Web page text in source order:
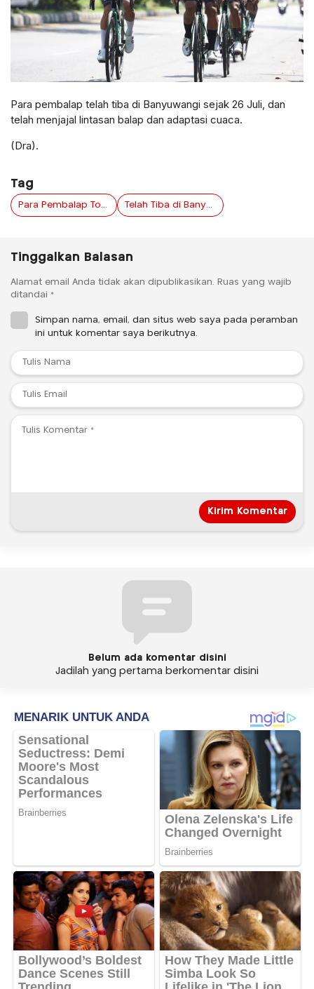
Para pembalap telah tiba di Banyuwangi sejak 26 Juli, dan
telah menjajal lintasan balap dan adaptasi cuaca.
(Dra).
Tag
Para Pembalap Tour de Banyuwangi Ijen Siap Susuri 593 Kilometer Keindahan Alam Banyuwangi Telah Tiba di Banyuwangi
Tinggalkan Balasan
Alamat email Anda tidak akan dipublikasikan. Ruas yang wajib
ditandai *
Simpan nama, email, dan situs web saya pada peramban
ini untuk komentar saya berikutnya.
Belum ada komentar disini
Jadilah yang pertama berkomentar disini